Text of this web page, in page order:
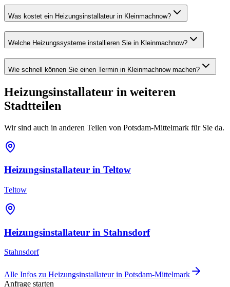
Was kostet ein Heizungsinstallateur in Kleinmachnow?
Welche Heizungssysteme installieren Sie in Kleinmachnow?
Wie schnell können Sie einen Termin in Kleinmachnow machen?
Heizungsinstallateur in weiteren
Stadtteilen
Wir sind auch in anderen Teilen von Potsdam-Mittelmark für Sie da.
Heizungsinstallateur in Teltow
Teltow
Heizungsinstallateur in Stahnsdorf
Stahnsdorf
Alle Infos zu Heizungsinstallateurin Potsdam-Mittelmark
Anfrage starten